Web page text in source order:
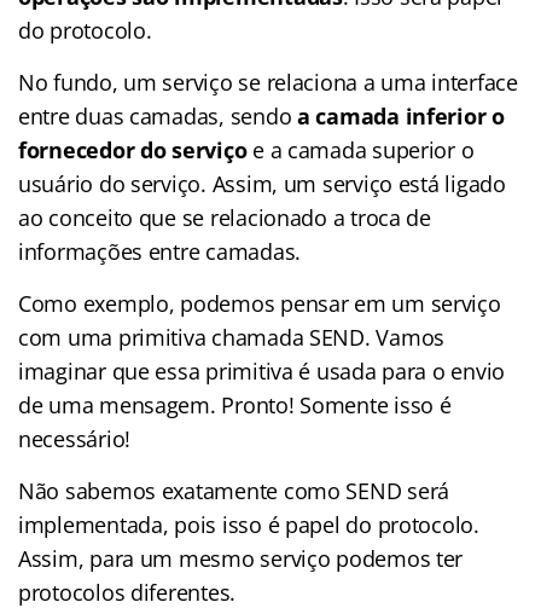
do protocolo.
No fundo, um serviço se relaciona a uma interface
entre duas camadas, sendo a camada inferior o
fornecedor do serviçoe a camada superior o
usuário do serviço. Assim, um serviço está ligado
ao conceito que se relacionado a troca de
informações entre camadas.
Como exemplo, podemos pensar em um serviço
com uma primitiva chamada SEND. Vamos
imaginar que essa primitiva é usada para o envio
de uma mensagem. Pronto! Somente isso é
necessário!
Não sabemos exatamente como SEND será
implementada, pois isso é papel do protocolo.
Assim, para um mesmo serviço podemos ter
protocolos diferentes.